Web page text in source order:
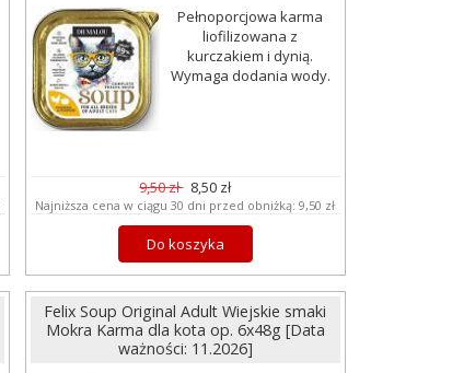
Pełnoporcjowa karma
liofilizowana z
kurczakiem i dynią.
Wymaga dodania wody.
9,50 zł 8,50 zł
Najniższa cena w ciągu 30 dni przed obniżką:9,50 zł
Do koszyka
Felix Soup Original Adult Wiejskie smaki
Mokra Karma dla kota op. 6x48g [Data
ważności: 11.2026]